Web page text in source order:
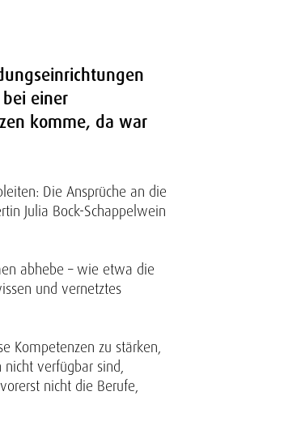
einer
komme, da war
Die Ansprüche an die
Julia Bock-Schappelwein
abhebe – wie etwa die
und vernetztes
Kompetenzen zu stärken,
verfügbar sind,
nicht die Berufe,